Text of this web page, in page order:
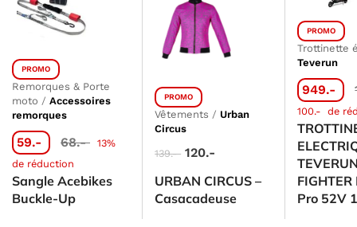
PROMO
Remorques & Porte
moto / Accessoires
remorques
59.- 68.- 13%
de réduction
Sangle Acebikes
Buckle-Up
PROMO
Vêtements / Urban
Circus
139.- 120.-
URBAN CIRCUS –
Casacadeuse
PROMO
Trottinette
Teverun
949.-
100.- de
Pro 52V